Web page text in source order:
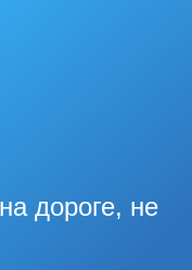
дороге, не